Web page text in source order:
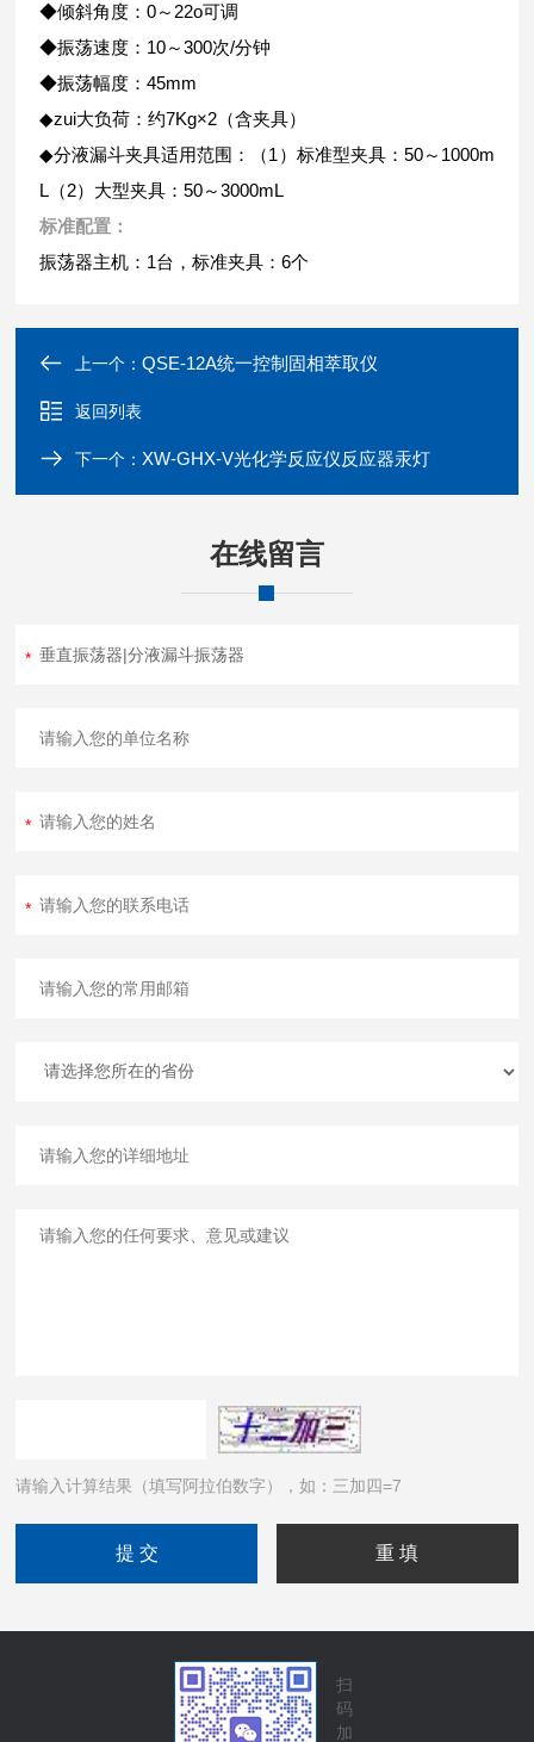
◆倾斜角度：0～22o可调
◆振荡速度：10～300次/分钟
◆振荡幅度：45mm
◆zui大负荷：约7Kg×2（含夹具）
◆分液漏斗夹具适用范围：（1）标准型夹具：50～1000m
L（2）大型夹具：50～3000mL
标准配置：
振荡器主机：1台，标准夹具：6个
上一个：QSE-12A统一控制固相萃取仪
返回列表
下一个：XW-GHX-V光化学反应仪反应器汞灯
在线留言
请输入计算结果（填写阿拉伯数字），如：三加四=7
扫
码
加